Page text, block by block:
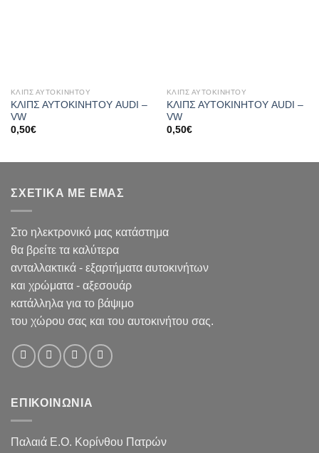
ΚΛΙΠΣ ΑΥΤΟΚΙΝΗΤΟΥ
ΚΛΙΠΣ ΑΥΤΟΚΙΝΗΤΟΥ AUDI –
VW
0,50€
ΚΛΙΠΣ ΑΥΤΟΚΙΝΗΤΟΥ
ΚΛΙΠΣ ΑΥΤΟΚΙΝΗΤΟΥ AUDI –
VW
0,50€
ΣΧΕΤΙΚΑ ΜΕ ΕΜΑΣ
Στο ηλεκτρονικό μας κατάστημα
θα βρείτε τα καλύτερα
ανταλλακτικά - εξαρτήματα αυτοκινήτων
και χρώματα - αξεσουάρ
κατάλληλα για το βάψιμο
του χώρου σας και του αυτοκινήτου σας.
ΕΠΙΚΟΙΝΩΝΙΑ
Παλαιά Ε.Ο. Κορίνθου Πατρών